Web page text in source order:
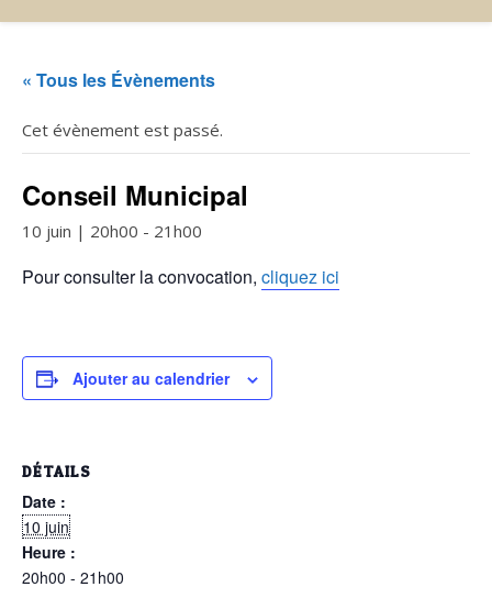
« Tous les Évènements
Cet évènement est passé.
Conseil Municipal
10 juin | 20h00 - 21h00
Pour consulter la convocation, cliquez ici
Ajouter au calendrier
DÉTAILS
Date :
10 juin
Heure :
20h00 - 21h00